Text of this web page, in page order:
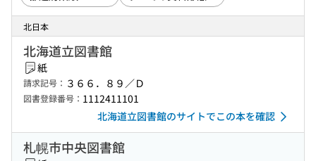
北日本
北海道立図書館
紙
請求記号： ３６６．８９／Ｄ
図書登録番号： 1112411101
北海道立図書館のサイトでこの本を確認
札幌市中央図書館